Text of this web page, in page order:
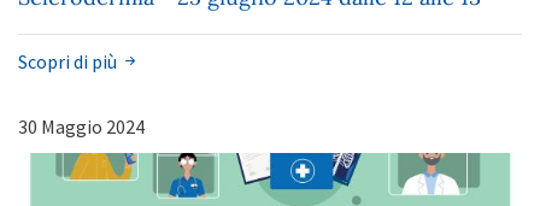
Scopri di più
30 Maggio 2024